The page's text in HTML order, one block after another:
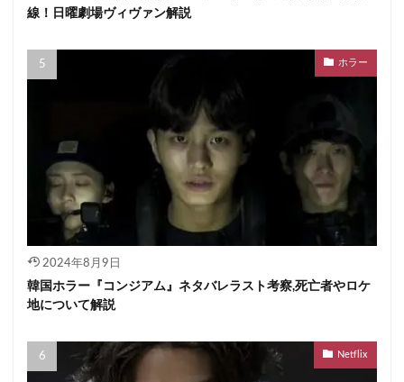
線！日曜劇場ヴィヴァン解説
ホラー
2024年8月9日
韓国ホラー『コンジアム』ネタバレラスト考察,死亡者やロケ
地について解説
Netflix